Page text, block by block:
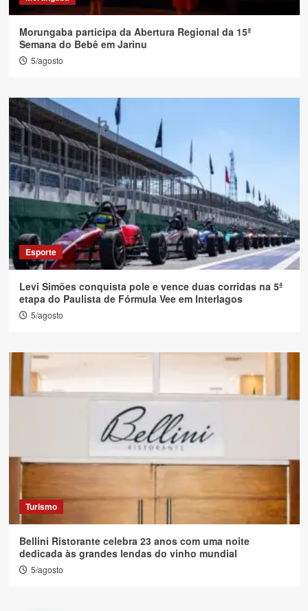
Morungaba participa da Abertura Regional da 15ª
Semana do Bebê em Jarinu
5/agosto
Esporte
Levi Simões conquista pole e vence duas corridas na 5ª
etapa do Paulista de Fórmula Vee em Interlagos
5/agosto
Turismo
Bellini Ristorante celebra 23 anos com uma noite
dedicada às grandes lendas do vinho mundial
5/agosto